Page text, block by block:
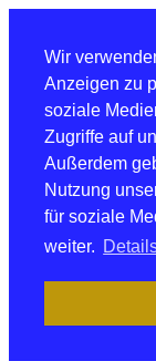
Wir
Anzeigen zu
soziale
Zugriffe auf
Außerdem
Nutzung
für soziale
weiter.